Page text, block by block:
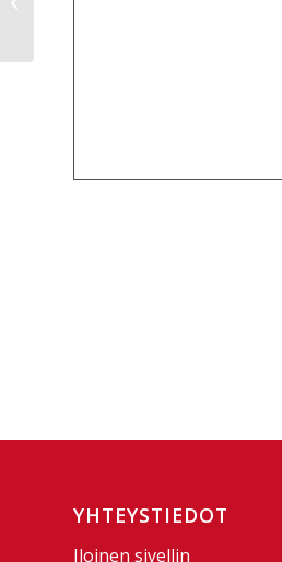
YHTEYSTIEDOT
Iloinen sivellin